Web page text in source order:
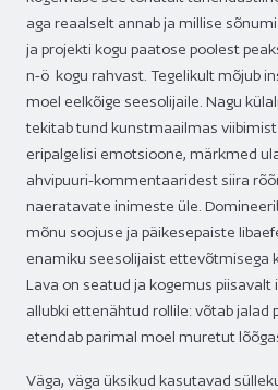
aga reaalselt annab ja millise
ja projekti kogu paatose poolest
n-ö kogu rahvast. Tegelikult mõjub
moel eelkõige seesolijaile. Nagu
tekitab tund kunstmaailmas viibimist
eripalgelisi emotsioone, märkmed
ahvipuuri-kommentaaridest siira
naeratavate inimeste üle.
mõnu soojuse ja päikesepaiste
enamiku seesolijaist ettevõtmisega
Lava on seatud ja kogemus piisavalt
allubki ettenähtud rollile: võtab jalad
etendab parimal moel muretut
Väga, väga üksikud kasutavad